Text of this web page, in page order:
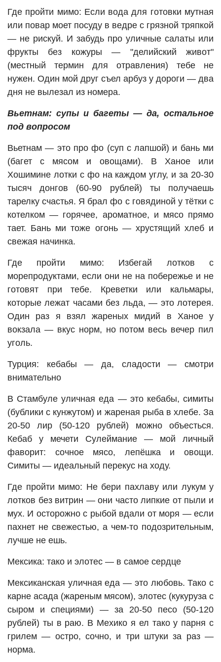
Где пройти мимо: Если вода для готовки мутная
или повар моет посуду в ведре с грязной тряпкой
— не рискуй. И забудь про уличные салаты или
фрукты без кожуры — "делийский живот"
(местный термин для отравления) тебе не
нужен. Один мой друг съел арбуз у дороги — два
дня не вылезал из номера.
Вьетнам: супы и багеты — да, остальное
под вопросом
Вьетнам — это про фо (суп с лапшой) и бань ми
(багет с мясом и овощами). В Ханое или
Хошимине лотки с фо на каждом углу, и за 20-30
тысяч донгов (60-90 рублей) ты получаешь
тарелку счастья. Я брал фо с говядиной у тётки с
котелком — горячее, ароматное, и мясо прямо
тает. Бань ми тоже огонь — хрустящий хлеб и
свежая начинка.
Где пройти мимо: Избегай лотков с
морепродуктами, если они не на побережье и не
готовят при тебе. Креветки или кальмары,
которые лежат часами без льда, — это лотерея.
Один раз я взял жареных мидий в Ханое у
вокзала — вкус норм, но потом весь вечер пил
уголь.
Турция: кебабы — да, сладости — смотри
внимательно
В Стамбуле уличная еда — это кебабы, симиты
(бублики с кунжутом) и жареная рыба в хлебе. За
20-50 лир (50-120 рублей) можно объесться.
Кебаб у мечети Сулеймание — мой личный
фаворит: сочное мясо, лепёшка и овощи.
Симиты — идеальный перекус на ходу.
Где пройти мимо: Не бери пахлаву или лукум у
лотков без витрин — они часто липкие от пыли и
мух. И осторожно с рыбой вдали от моря — если
пахнет не свежестью, а чем-то подозрительным,
лучше не ешь.
Мексика: тако и элотес — в самое сердце
Мексиканская уличная еда — это любовь. Тако с
карне асада (жареным мясом), элотес (кукуруза с
сыром и специями) — за 20-50 песо (50-120
рублей) ты в раю. В Мехико я ел тако у парня с
грилем — остро, сочно, и три штуки за раз —
норма.